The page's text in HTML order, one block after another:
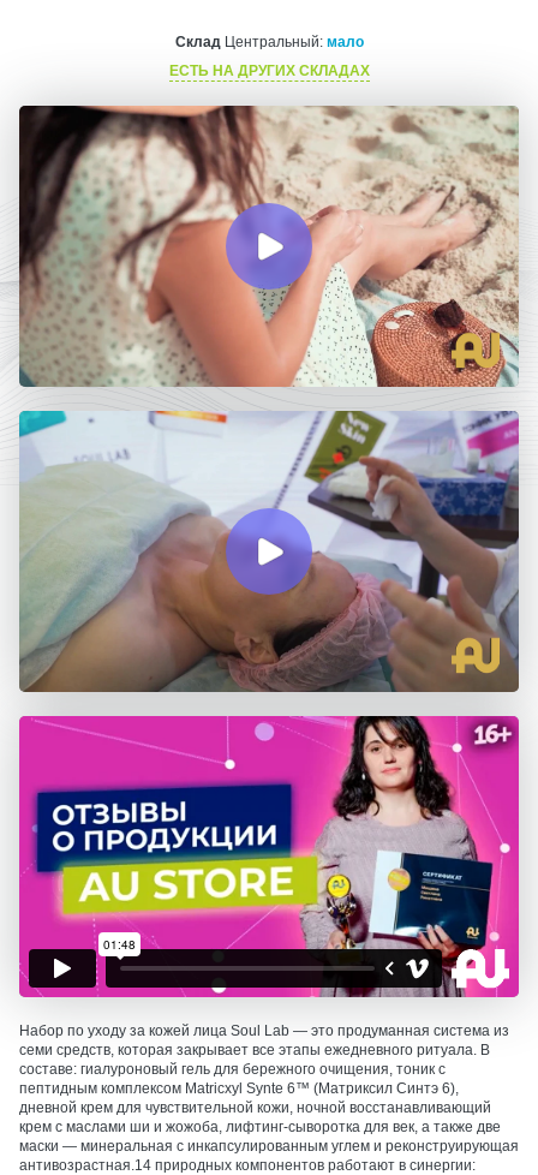
Набор по уходу за кожей лица Soul Lab — это продуманная система из
семи средств, которая закрывает все этапы ежедневного ритуала. В
составе: гиалуроновый гель для бережного очищения, тоник с
пептидным комплексом Matricxyl Synte 6™ (Матриксил Синтэ 6),
дневной крем для чувствительной кожи, ночной восстанавливающий
крем с маслами ши и жожоба, лифтинг-сыворотка для век, а также две
маски — минеральная с инкапсулированным углем и реконструирующая
антивозрастная.14 природных компонентов работают в синергии:
СкладЦентральный: мало
ЕСТЬ НА ДРУГИХ СКЛАДАХ